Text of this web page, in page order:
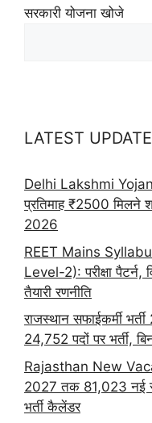
सरकारी योजना खोजे
LATEST
Delhi Lakshmi
प्रतिमाह ₹2500
2026
REET Mains
Level-2): परीक्षा
तैयारी रणनीति
राजस्थान सफाईकर्मी
24,752 पदों पर भर्ती,
Rajasthan New
2027 तक 81,023 नई
भर्ती कैलेंडर